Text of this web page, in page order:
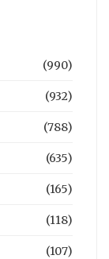
(990)
(932)
(788)
(635)
(165)
(118)
(107)